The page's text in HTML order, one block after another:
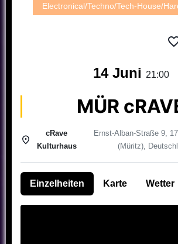
Electronical/Techno/Tech-House/
14 Juni 21:00
MÜR
cRave
Kulturhaus
Ernst-Alban-Straße 9,
(Müritz),
Einzelheiten Karte Wetter